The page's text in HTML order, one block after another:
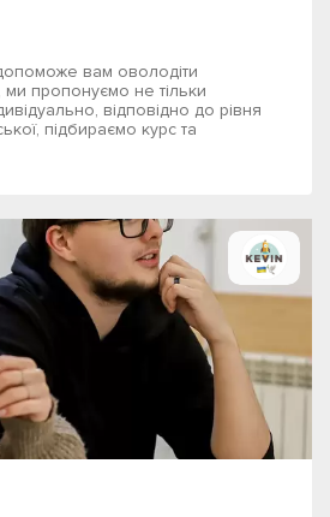
вам оволодіти
пропонуємо не тільки
відповідно до рівня
підбираємо курс та